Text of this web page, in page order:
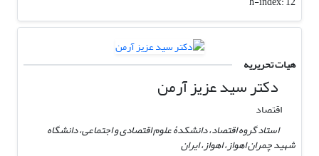
هیات تحریریه
دکتر سید عزیز آرمن
اقتصاد
استاد گروه اقتصاد، دانشکدۀ علوم اقتصادی و اجتماعی، دانشگاه
شهید چمران اهواز، اهواز، ایران